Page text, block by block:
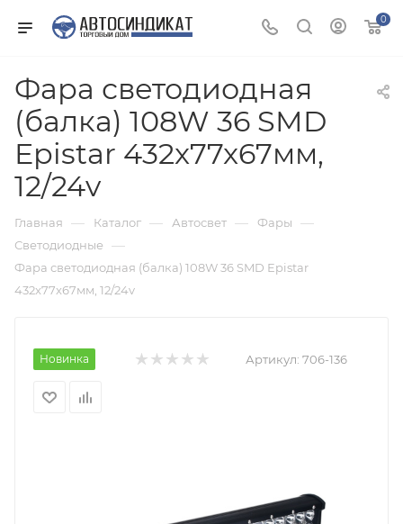
0
Фара светодиодная
(балка) 108W 36 SMD
Epistar 432x77x67мм,
12/24v
Главная — Каталог — Автосвет — Фары —
Светодиодные —
Фара светодиодная (балка) 108W 36 SMD Epistar
432x77x67мм, 12/24v
Новинка Артикул: 706-136